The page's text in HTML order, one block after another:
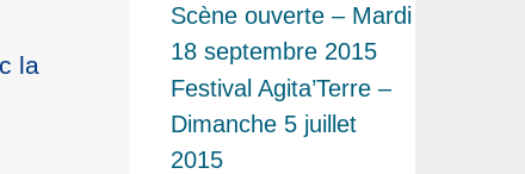
la
Scène ouverte – Mardi
18 septembre 2015
Festival Agita’Terre –
Dimanche 5 juillet
2015